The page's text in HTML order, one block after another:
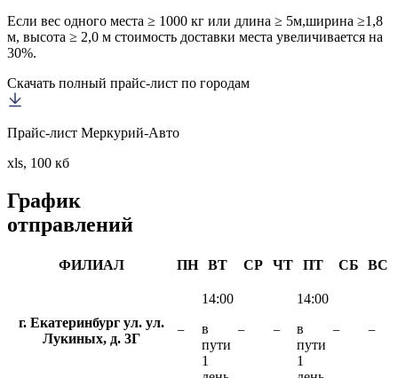
Если вес одного места ≥ 1000 кг или длина ≥ 5м,ширина ≥1,8
м, высота ≥ 2,0 м стоимость доставки места увеличивается на
30%.
Скачать полный прайс-лист по городам
Прайс-лист Меркурий-Авто
xls, 100 кб
График
отправлений
ФИЛИАЛ ПН ВТ СР ЧТ ПТ СБ ВС
г. Екатеринбург ул. ул.
Лукиных, д. 3Г
−
14:00
в
пути
1
− −
14:00
в
пути
1
− −